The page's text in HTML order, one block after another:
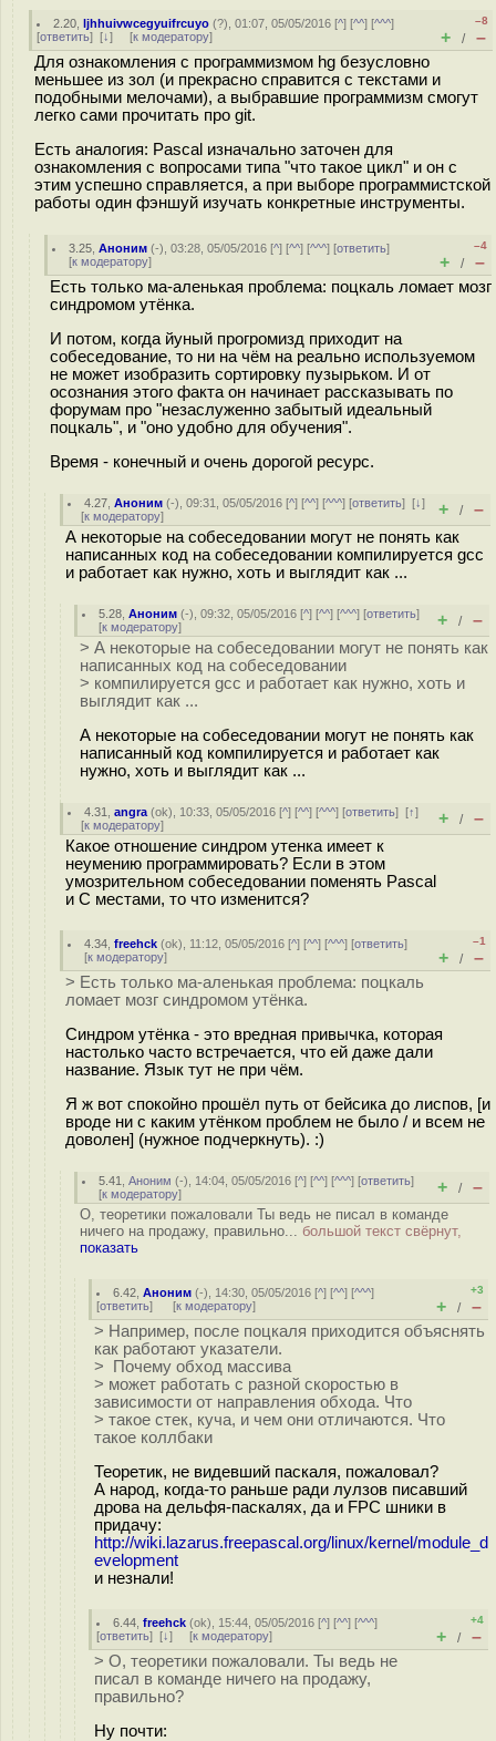
2.20 ,ljhhuivwcegyuifrcuyo (?), 01:07, 05/05/2016 [^] [^^] [^^^]
[ответить] [↓] [к модератору]
–8
+ / –
Для ознакомления с программизмом hg безусловно
меньшее из зол (и прекрасно справится с текстами и
подобными мелочами), а выбравшие программизм смогут
легко сами прочитать про git.
Есть аналогия: Pascal изначально заточен для
ознакомления с вопросами типа "что такое цикл" и он с
этим успешно справляется, а при выборе программистской
работы один фэншуй изучать конкретные инструменты.
3.25 ,Аноним (-), 03:28, 05/05/2016 [^] [^^] [^^^] [ответить]
[к модератору]
–4
+ / –
Есть только ма-аленькая проблема: поцкаль ломает мозг
синдромом утёнка.
И потом, когда йуный прогромизд приходит на
собеседование, то ни на чём на реально используемом
не может изобразить сортировку пузырьком. И от
осознания этого факта он начинает рассказывать по
форумам про "незаслуженно забытый идеальный
поцкаль", и "оно удобно для обучения".
Время - конечный и очень дорогой ресурс.
4.27 ,Аноним (-), 09:31, 05/05/2016 [^] [^^] [^^^] [ответить][↓]
[к модератору] + / –
А некоторые на собеседовании могут не понять как
написанных код на собеседовании компилируется gcc
и работает как нужно, хоть и выглядит как ...
5.28 ,Аноним (-), 09:32, 05/05/2016 [^] [^^] [^^^] [ответить]
[к модератору] + / –
> А некоторые на собеседовании могут не понять как
написанных код на собеседовании
> компилируется gcc и работает как нужно, хоть и
выглядит как ...
А некоторые на собеседовании могут не понять как
написанный код компилируется и работает как
нужно, хоть и выглядит как ...
4.31 ,angra (ok), 10:33, 05/05/2016 [^] [^^] [^^^] [ответить][↑]
[к модератору] + / –
Какое отношение синдром утенка имеет к
неумению программировать? Если в этом
умозрительном собеседовании поменять Pascal
и C местами, то что изменится?
4.34 ,freehck (ok), 11:12, 05/05/2016 [^] [^^] [^^^] [ответить]
[к модератору]
–1
+ / –
> Есть только ма-аленькая проблема: поцкаль
ломает мозг синдромом утёнка.
Синдром утёнка - это вредная привычка, которая
настолько часто встречается, что ей даже дали
название. Язык тут не при чём.
Я ж вот спокойно прошёл путь от бейсика до лиспов, [и
вроде ни с каким утёнком проблем не было / и всем не
доволен] (нужное подчеркнуть). :)
5.41 ,Аноним (-), 14:04, 05/05/2016 [^] [^^] [^^^] [ответить]
[к модератору] + / –
О, теоретики пожаловали Ты ведь не писал в команде
ничего на продажу, правильно... большой текст свёрнут,
показать
6.42 ,Аноним (-), 14:30, 05/05/2016 [^] [^^] [^^^]
[ответить] [к модератору]
+3
+ / –
> Например, после поцкаля приходится объяснять
как работают указатели.
> Почему обход массива
> может работать с разной скоростью в
зависимости от направления обхода. Что
> такое стек, куча, и чем они отличаются. Что
такое коллбаки
Теоретик, не видевший паскаля, пожаловал?
А народ, когда-то раньше ради лулзов писавший
дрова на дельфя-паскалях, да и FPC шники в
придачу:
http://wiki.lazarus.freepascal.org/linux/kernel/module_d
evelopment
и незнали!
6.44 ,freehck (ok), 15:44, 05/05/2016 [^] [^^] [^^^]
[ответить] [↓] [к модератору]
+4
+ / –
> О, теоретики пожаловали. Ты ведь не
писал в команде ничего на продажу,
правильно?
Ну почти: